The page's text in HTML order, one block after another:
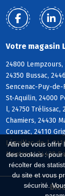
Afin de vous offrir
des cookies :
récolter des
du site et vous
sécurité.
Votre magasin
24800 Lempzours,
24350 Bussac,
Sencenac-Puy-de-
St-Aquilin, 24000
l, 24750 Trélissac,
Chamiers, 24430
Coursac, 24110
Léguillac-de-l,
Montrem, 24430